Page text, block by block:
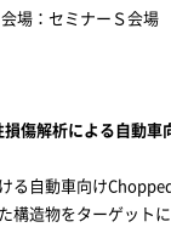
場：セミナーＳ会
損傷解析による自動
る自動車向け
造物をターゲット